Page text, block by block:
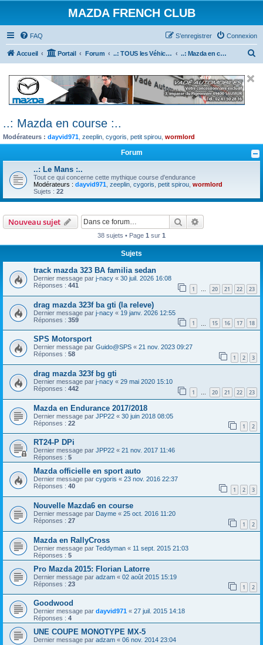
MAZDA FRENCH CLUB
FAQ Connexion
S’enregistrer
Accueil Portail Forum ..: TOUS les Véhicules MAZDA :.. ..: Mazda en course :..
h
..: Mazda en course :..
Modérateurs : dayvid971 zeeplin cygoris petit spirou wormlord
Forum
..: Le Mans :..
Tout ce qui concerne cette mythique course d'endurance
Modérateurs : dayvid971 zeeplin cygoris petit spirou wormlord
Sujets : 22
Nouveau sujet Rechercher
38 sujets • Page 1 sur 1
Sujets
track mazda 323 BA familia sedan
Dernier message par j-nacy « 30 juil. 2026 16:08
Réponses : 441 1 … 20 21 22 23
drag mazda 323f ba gti (la releve)
Dernier message par j-nacy « 19 janv. 2026 12:55
Réponses : 359 1 15 16 17 18
SPS Motorsport
Dernier message par Guido@SPS « 21 nov. 2023 09:27
Réponses : 58 1 2 3
drag mazda 323f bg gti
Dernier message par j-nacy « 29 mai 2020 15:10
Réponses : 442 1 … 20 21 22 23
Mazda en Endurance 2017/2018
Dernier message par JPP22 « 30 juin 2018 08:05
Réponses : 22 1 2
RT24-P DPi
Dernier message par JPP22 « 21 nov. 2017 11:46
Réponses : 5
Mazda officielle en sport auto
Dernier message par cygoris « 23 nov. 2016 22:37
Réponses : 40 1 2 3
Nouvelle Mazda6 en course
Dernier message par Dayme « 25 oct. 2016 11:20
Réponses : 27 1 2
Mazda en RallyCross
Dernier message par Teddyman « 11 sept. 2015 21:03
Réponses : 5
Pro Mazda 2015: Florian Latorre
Dernier message par adzam « 02 août 2015 15:19
Réponses : 23 1 2
Goodwood
Dernier message par dayvid971 « 27 juil. 2015 14:18
Réponses : 4
UNE COUPE MONOTYPE MX-5
Dernier message par adzam « 06 nov. 2014 23:04